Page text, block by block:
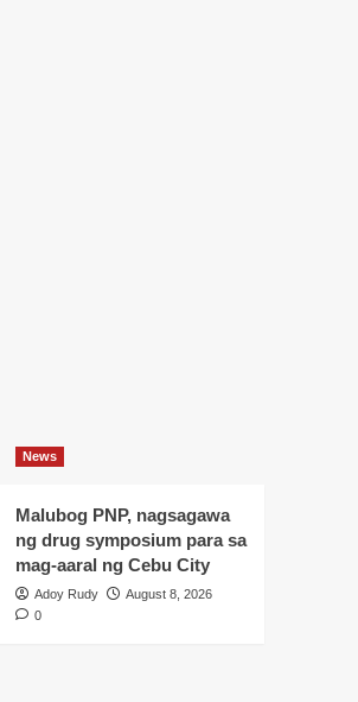
News
Malubog PNP, nagsagawa
ng drug symposium para sa
mag-aaral ng Cebu City
Adoy Rudy
August 8, 2026
0